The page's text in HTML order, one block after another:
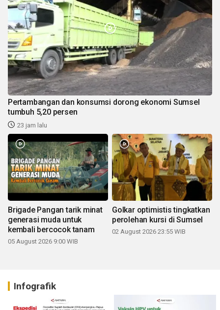
Pertambangan dan konsumsi dorong ekonomi Sumsel
tumbuh 5,20 persen
23 jam lalu
Brigade Pangan tarik minat
generasi muda untuk
kembali bercocok tanam
05 August 2026 9:00 WIB
Golkar optimistis tingkatkan
perolehan kursi di Sumsel
02 August 2026 23:55 WIB
Infografik